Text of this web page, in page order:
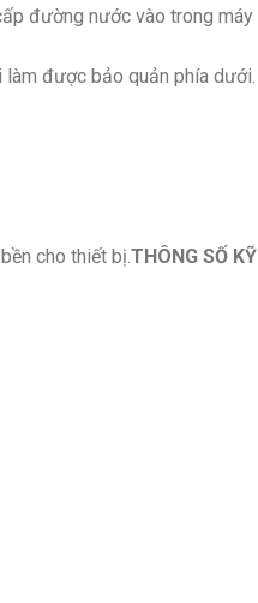
đường nước vào trong
được bảo quản phía dưới.
cho thiết bị.THÔNG SỐ